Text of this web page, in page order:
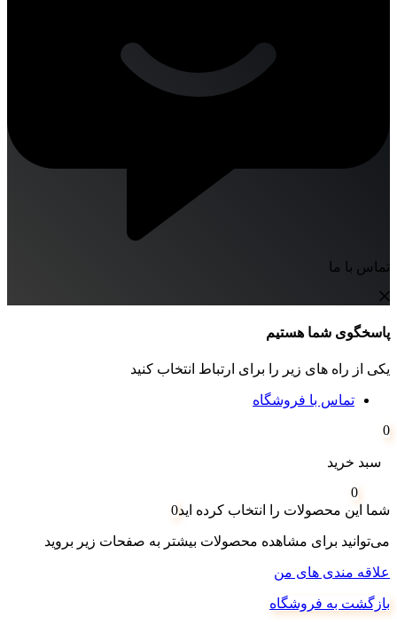
تماس با ما
پاسخگوی شما هستیم
یکی از راه های زیر را برای ارتباط انتخاب کنید
تماس با فروشگاه
0
سبد خرید
0
شما این محصولات را انتخاب کرده اید0
می‌توانید برای مشاهده محصولات بیشتر به صفحات زیر بروید
علاقه مندی های من
بازگشت به فروشگاه